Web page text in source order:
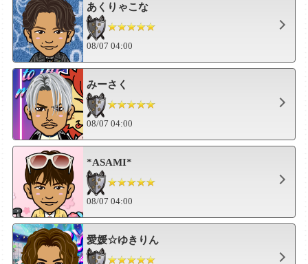
あくりゃこな
08/07 04:00
みーさく
08/07 04:00
*ASAMI*
08/07 04:00
愛媛☆ゆきりん